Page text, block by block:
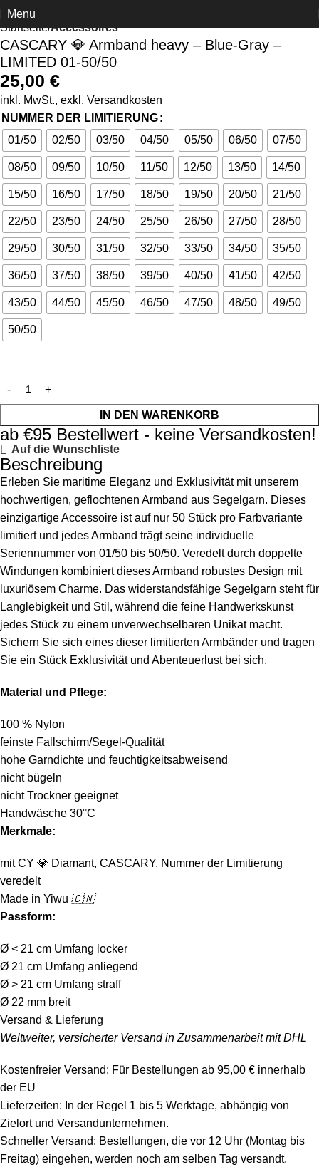
Menu
Startseite Accessoires
CASCARY 💎 Armband heavy – Blue-Gray –
LIMITED 01-50/50
25,00 €
inkl. MwSt., exkl. Versandkosten
NUMMER DER LIMITIERUNG
01/50
02/50 03/50 04/50 05/50 06/50 07/50
08/50 09/50 10/50 11/50 12/50 13/50 14/50
15/50 16/50 17/50 18/50 19/50 20/50 21/50
22/50 23/50 24/50 25/50 26/50 27/50 28/50
29/50 30/50 31/50 32/50 33/50 34/50 35/50
36/50 37/50 38/50 39/50 40/50 41/50 42/50
43/50 44/50 45/50 46/50 47/50 48/50 49/50
50/50
IN DEN WARENKORB
ab €95 Bestellwert - keine Versandkosten!
Auf die Wunschliste
Beschreibung
Erleben Sie maritime Eleganz und Exklusivität mit unserem
hochwertigen, geflochtenen Armband aus Segelgarn. Dieses
einzigartige Accessoire ist auf nur 50 Stück pro Farbvariante
limitiert und jedes Armband trägt seine individuelle
Seriennummer von 01/50 bis 50/50. Veredelt durch doppelte
Windungen kombiniert dieses Armband robustes Design mit
luxuriösem Charme. Das widerstandsfähige Segelgarn steht für
Langlebigkeit und Stil, während die feine Handwerkskunst
jedes Stück zu einem unverwechselbaren Unikat macht.
Sichern Sie sich eines dieser limitierten Armbänder und tragen
Sie ein Stück Exklusivität und Abenteuerlust bei sich.
Material und Pflege:
100 % Nylon
feinste Fallschirm/Segel-Qualität
hohe Garndichte und feuchtigkeitsabweisend
nicht bügeln
nicht Trockner geeignet
Handwäsche 30°C
Merkmale:
mit CY 💎 Diamant, CASCARY, Nummer der Limitierung
veredelt
Made in Yiwu 🇨🇳
Passform:
Ø < 21 cm Umfang locker
Ø 21 cm Umfang anliegend
Ø > 21 cm Umfang straff
Ø 22 mm breit
Versand & Lieferung
Weltweiter, versicherter Versand in Zusammenarbeit mit DHL
Kostenfreier Versand: Für Bestellungen ab 95,00 € innerhalb
der EU
Lieferzeiten: In der Regel 1 bis 5 Werktage, abhängig von
Zielort und Versandunternehmen.
Schneller Versand: Bestellungen, die vor 12 Uhr (Montag bis
Freitag) eingehen, werden noch am selben Tag versandt.